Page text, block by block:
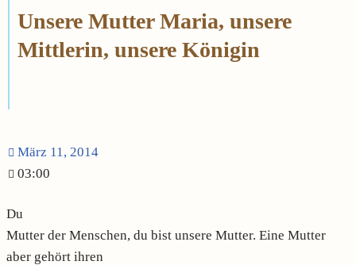
Unsere Mutter Maria, unsere
Mittlerin, unsere Königin
März 11, 2014
03:00
Du
Mutter der Menschen, du bist unsere Mutter. Eine Mutter
aber gehört ihren